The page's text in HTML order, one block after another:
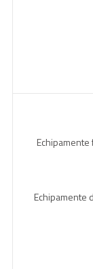
Echipamente